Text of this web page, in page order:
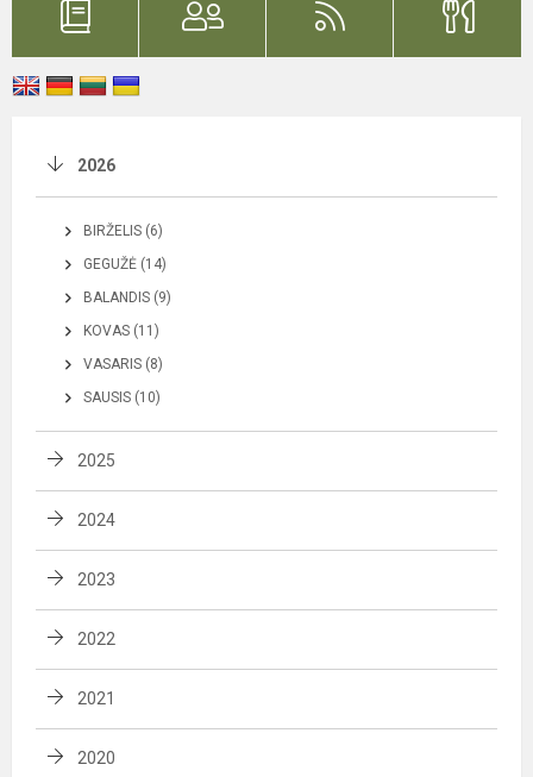
2026
BIRŽELIS (6)
GEGUŽĖ (14)
BALANDIS (9)
KOVAS (11)
VASARIS (8)
SAUSIS (10)
2025
2024
2023
2022
2021
2020